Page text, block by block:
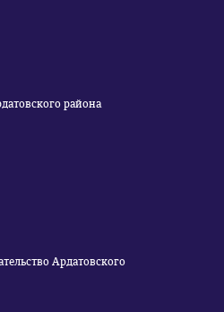
района
Ардатовского